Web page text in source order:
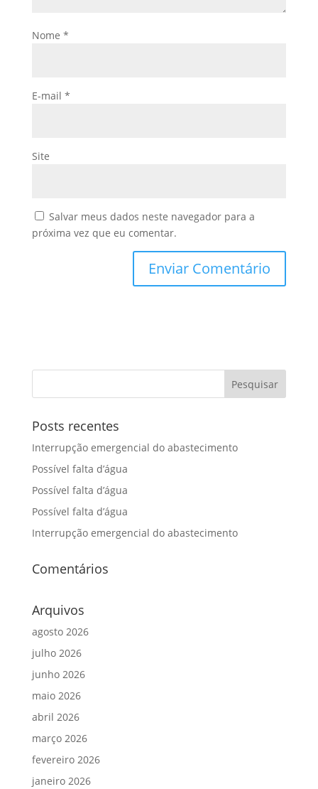
Nome *
E-mail *
Site
Salvar meus dados neste navegador para a
próxima vez que eu comentar.
Posts recentes
Interrupção emergencial do abastecimento
Possível falta d’água
Possível falta d’água
Possível falta d’água
Interrupção emergencial do abastecimento
Comentários
Arquivos
agosto 2026
julho 2026
junho 2026
maio 2026
abril 2026
março 2026
fevereiro 2026
janeiro 2026